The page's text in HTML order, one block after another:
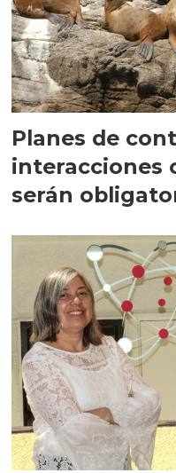
Planes de
interacciones
serán